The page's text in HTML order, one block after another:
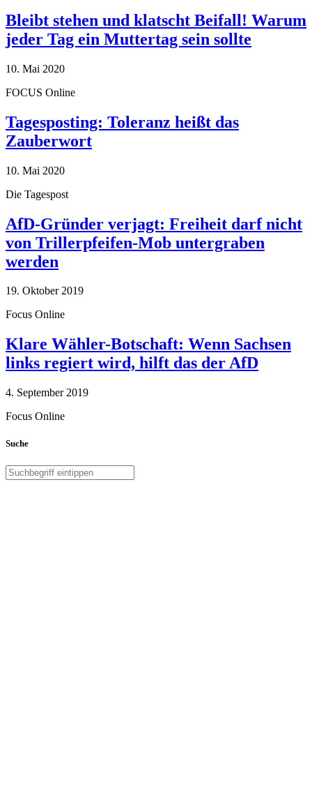
Bleibt stehen und klatscht Beifall! Warum
jeder Tag ein Muttertag sein sollte
10. Mai 2020
FOCUS Online
Tagesposting: Toleranz heißt das
Zauberwort
10. Mai 2020
Die Tagespost
AfD-Gründer verjagt: Freiheit darf nicht
von Trillerpfeifen-Mob untergraben
werden
19. Oktober 2019
Focus Online
Klare Wähler-Botschaft: Wenn Sachsen
links regiert wird, hilft das der AfD
4. September 2019
Focus Online
Suche